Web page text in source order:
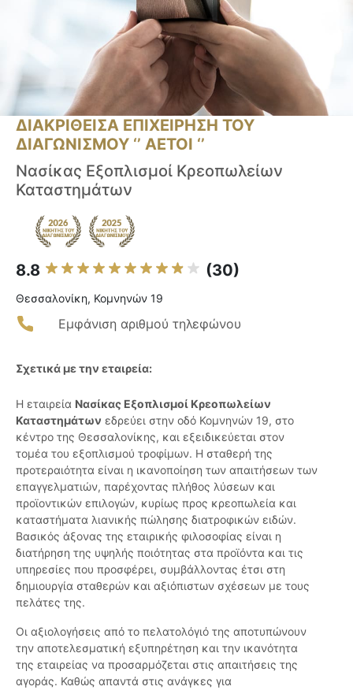
ΔΙΑΚΡΙΘΕΙΣΑ ΕΠΙΧΕΙΡΗΣΗ ΤΟΥ
ΔΙΑΓΩΝΙΣΜΟΥ ‘’ ΑΕΤΟΙ ‘’
Νασίκας Εξοπλισμοί Κρεοπωλείων
Καταστημάτων
8.8 (30)
Θεσσαλονίκη, Κομνηνών 19
Εμφάνιση αριθμού τηλεφώνου
Σχετικά με την εταιρεία:
Η εταιρεία Νασίκας Εξοπλισμοί Κρεοπωλείων
Καταστημάτων εδρεύει στην οδό Κομνηνών 19, στο
κέντρο της Θεσσαλονίκης, και εξειδικεύεται στον
τομέα του εξοπλισμού τροφίμων. Η σταθερή της
προτεραιότητα είναι η ικανοποίηση των απαιτήσεων των
επαγγελματιών, παρέχοντας πλήθος λύσεων και
προϊοντικών επιλογών, κυρίως προς κρεοπωλεία και
καταστήματα λιανικής πώλησης διατροφικών ειδών.
Βασικός άξονας της εταιρικής φιλοσοφίας είναι η
διατήρηση της υψηλής ποιότητας στα προϊόντα και τις
υπηρεσίες που προσφέρει, συμβάλλοντας έτσι στη
δημιουργία σταθερών και αξιόπιστων σχέσεων με τους
πελάτες της.
Οι αξιολογήσεις από το πελατολόγιό της αποτυπώνουν
την αποτελεσματική εξυπηρέτηση και την ικανότητα
της εταιρείας να προσαρμόζεται στις απαιτήσεις της
αγοράς. Καθώς απαντά στις ανάγκες για